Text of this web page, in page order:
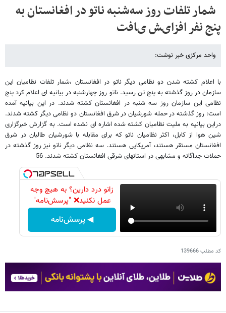
ﺷﻤﺎﺭ ﺗﻠﻔﺎﺕ ﺭﻭﺯ ﺳﻪ‌ﺷﻨﺒﻪ ﻧﺎﺗﻮ ﺩﺭ ﺍﻓﻐﺎﻧﺴﺘﺎﻥ ﺑﻪ
ﭘﻨﺞ ﻧﻔﺮ ﺍﻓﺰﺍیﺶ یﺎﻓﺖ
واحد مرکزی خبر نوشت:
با ﺍﻋﻼ‌ﻡ ﮐﺸﺘﻪ ﺷﺪﻥ ﺩﻭ ﻧﻈﺎﻣﯽ ﺩﯾﮕﺮ ﻧﺎﺗﻮ ﺩﺭ ﺍﻓﻐﺎﻧﺴﺘﺎﻥ ،‌ﺷﻤﺎﺭ ﺗﻠﻔﺎﺕ ﻧﻈﺎﻣﯿﺎﻥ ﺍﯾﻦ
ﺳﺎﺯﻣﺎﻥ ﺩﺭ ﺭﻭﺯ ﮔﺬﺷﺘﻪ ﺑﻪ ﭘﻨﺞ ﺗﻦ ﺭﺳﯿﺪ. ﻧﺎﺗﻮ ﺭﻭﺯ ﭼﻬﺎﺭﺷﻨﺒﻪ ﺩﺭ ﺑﯿﺎﻧﯿﻪ ﺍﯼ ﺍﻋﻼ‌ﻡ ﮐﺮﺩ ﭘﻨﺞ
ﻧﻈﺎﻣﯽ ﺍﯾﻦ ﺳﺎﺯﻣﺎﻥ ﺭﻭﺯ ﺳﻪ ﺷﻨﺒﻪ ﺩﺭ ﺍﻓﻐﺎﻧﺴﺘﺎﻥ ﮐﺸﺘﻪ ﺷﺪﻧﺪ. ﺩﺭ ﺍﯾﻦ ﺑﯿﺎﻧﯿﻪ ﺁﻣﺪﻩ
ﺍﺳﺖ: روز گذشته در حمله شورشیان در شرق افغانستان دو نظامی دیگر کشته شدند.
درﺍﯾﻦ ﺑﯿﺎﻧﯿﻪ ﺑﻪ ﻣﻠﯿﺖ ﻧﻈﺎﻣﯿﺎﻥ ﮐﺸﺘﻪ ﺷﺪﻩ ﺍﺷﺎﺭﻩ ﺍﯼ ﻧﺸﺪﻩ ﺍﺳﺖ. ﺑﻪ ﮔﺰﺍﺭﺵ ﺧﺒﺮﮔﺰﺍﺭﯼ
ﺷﯿﻦ ﻫﻮﺍ ﺍﺯ ﮐﺎﺑﻞ، ﺍﮐﺜﺮ ﻧﻈﺎﻣﯿﺎﻥ ﻧﺎﺗﻮ ﮐﻪ ﺑﺮﺍﯼ ﻣﻘﺎﺑﻠﻪ ﺑﺎ ﺷﻮﺭﺷﯿﺎﻥ ﻃﺎﻟﺒﺎﻥ ﺩﺭ ﺷﺮﻕ
ﺍﻓﻐﺎﻧﺴﺘﺎﻥ ﻣﺴﺘﻘﺮ ﻫﺴﺘﻨﺪ، ﺁﻣﺮﯾﮑﺎﯾﯽ ﻫﺴﺘﻨﺪ. ﺳﻪ ﻧﻈﺎﻣﯽ ﺩﯾﮕﺮ ﻧﺎﺗﻮ ﻧﯿﺰ ﺭﻭﺯ ﮔﺬﺷﺘﻪ ﺩﺭ
ﺣﻤﻼ‌ﺕ ﺟﺪﺍﮔﺎﻧﻪ ﻭ ﻣﺸﺎﺑﻬﯽ ﺩﺭ ﺍﺳﺘﺎﻧﻬﺎﯼ ﺷﺮﻗﯽ ﺍﻓﻐﺎﻧﺴﺘﺎﻥ ﮐﺸﺘﻪ ﺷﺪﻧﺪ. 56
زانو درد دارین؟ به هیچ وجه
عمل نکنید❌ "پرسش‌نامه"
◀ پرسش‌نامه
کد مطلب139666